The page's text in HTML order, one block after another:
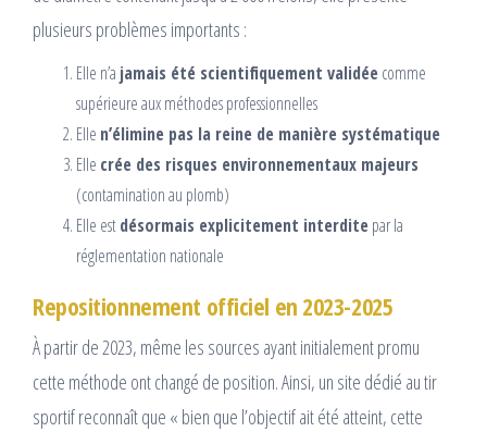
plusieurs problèmes importants :
Elle n’a jamais été scientifiquement validée comme
supérieure aux méthodes professionnelles
Elle n’élimine pas la reine de manière systématique
Elle crée des risques environnementaux majeurs
(contamination au plomb)
Elle estdésormais explicitement interdite par la
réglementation nationale
Repositionnement officiel en 2023-2025
À partir de 2023, même les sources ayant initialement promu
cette méthode ont changé de position. Ainsi, un site dédié au tir
sportif reconnaît que « bien que l’objectif ait été atteint, cette